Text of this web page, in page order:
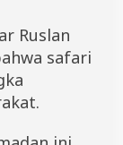
Ruslan
safari